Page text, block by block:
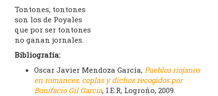
Tontones, tontones
son los de Poyales
que por ser tontones
no ganan jornales.
Bibliografía:
Oscar Javier Mendoza García, Pueblos riojanos
en romances, coplas y dichos recogidos por
Bonifacio Gil García, I.E.R, Logroño, 2009.